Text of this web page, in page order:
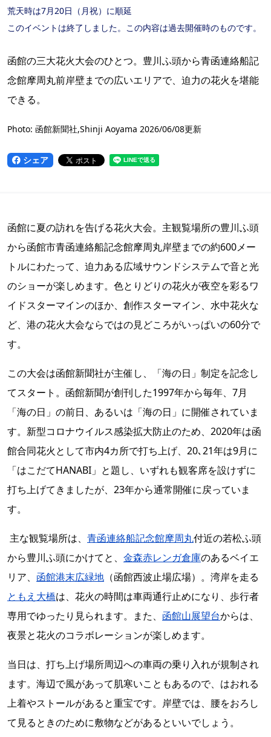
荒天時は7月20日（月祝）に順延
このイベントは終了しました。この内容は過去開催時のものです。
函館の三大花火大会のひとつ。豊川ふ頭から青函連絡船記
念館摩周丸前岸壁までの広いエリアで、迫力の花火を堪能
できる。
Photo: 函館新聞社,Shinji Aoyama 2026/06/08更新
シェア
函館に夏の訪れを告げる花火大会。主観覧場所の豊川ふ頭
から函館市青函連絡船記念館摩周丸岸壁までの約600メー
トルにわたって、迫力ある広域サウンドシステムで音と光
のショーが楽しめます。色とりどりの花火が夜空を彩るワ
イドスターマインのほか、創作スターマイン、水中花火な
ど、港の花火大会ならではの見どころがいっぱいの60分で
す。
この大会は函館新聞社が主催し、「海の日」制定を記念し
てスタート。函館新聞が創刊した1997年から毎年、7月
「海の日」の前日、あるいは「海の日」に開催されていま
す。新型コロナウイルス感染拡大防止のため、2020年は函
館合同花火として市内4カ所で打ち上げ、20､21年は9月に
「はこだてHANABI」と題し、いずれも観客席を設けずに
打ち上げてきましたが、23年から通常開催に戻っていま
す。
主な観覧場所は、 青函連絡船記念館摩周丸付近の若松ふ頭
から豊川ふ頭にかけてと、 金森赤レンガ倉庫のあるベイエ
リア、 函館港末広緑地 （函館西波止場広場）。湾岸を走る
ともえ大橋は、花火の時間は車両通行止めになり、歩行者
専用でゆったり見られます。また、 函館山展望台からは、
夜景と花火のコラボレーションが楽しめます。
当日は、打ち上げ場所周辺への車両の乗り入れが規制され
ます。海辺で風があって肌寒いこともあるので、はおれる
上着やストールがあると重宝です。岸壁では、腰をおろし
て見るときのために敷物などがあるといいでしょう。